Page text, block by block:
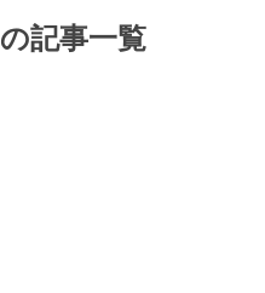
の記事一覧